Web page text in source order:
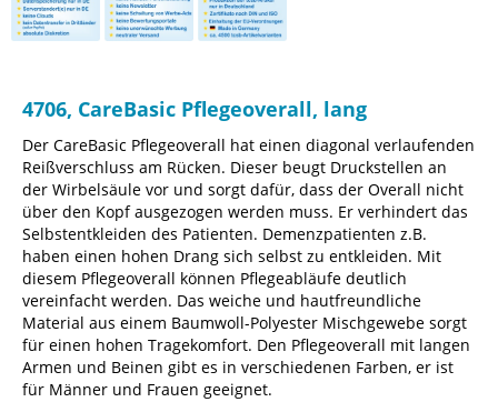
4706, CareBasic Pflegeoverall, lang
Der CareBasic Pflegeoverall hat einen diagonal verlaufenden
Reißverschluss am Rücken. Dieser beugt Druckstellen an
der Wirbelsäule vor und sorgt dafür, dass der Overall nicht
über den Kopf ausgezogen werden muss. Er verhindert das
Selbstentkleiden des Patienten. Demenzpatienten z.B.
haben einen hohen Drang sich selbst zu entkleiden. Mit
diesem Pflegeoverall können Pflegeabläufe deutlich
vereinfacht werden. Das weiche und hautfreundliche
Material aus einem Baumwoll-Polyester Mischgewebe sorgt
für einen hohen Tragekomfort. Den Pflegeoverall mit langen
Armen und Beinen gibt es in verschiedenen Farben, er ist
für Männer und Frauen geeignet.